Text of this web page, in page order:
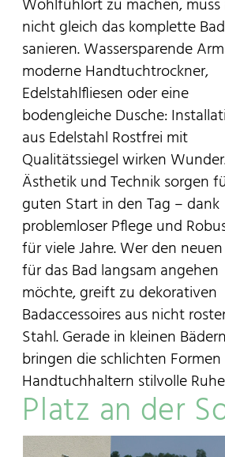
Wohlfühlort zu machen, muss
nicht gleich das komplette Bad
sanieren. Wassersparende
moderne Handtuchtrockner,
Edelstahlfliesen oder eine
bodengleiche Dusche:
aus Edelstahl Rostfrei mit
Qualitätssiegel wirken
Ästhetik und Technik sorgen
guten Start in den Tag – dank
problemloser Pflege und
für viele Jahre. Wer den
für das Bad langsam angehen
möchte, greift zu dekorativen
Badaccessoires aus nicht
Stahl. Gerade in kleinen Bädern
bringen die schlichten
Handtuchhaltern stilvolle
Platz an der